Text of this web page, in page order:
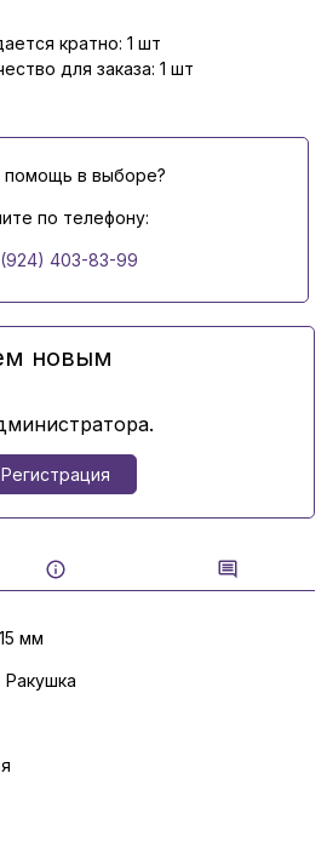
кратно: 1 шт
для заказа: 1 шт
в выборе?
по телефону:
403-83-99
новым
Регистрация
мм